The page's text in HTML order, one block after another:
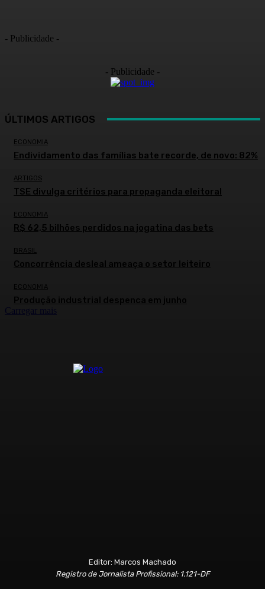
- Publicidade -
- Publicidade -
ÚLTIMOS ARTIGOS
ECONOMIA
Endividamento das famílias bate recorde, de novo: 82%
ARTIGOS
TSE divulga critérios para propaganda eleitoral
ECONOMIA
R$ 62,5 bilhões perdidos na jogatina das bets
BRASIL
Concorrência desleal ameaça o setor leiteiro
ECONOMIA
Produção industrial despenca em junho
Carregar mais
Editor: Marcos Machado
Registro de Jornalista Profissional: 1.121-DF